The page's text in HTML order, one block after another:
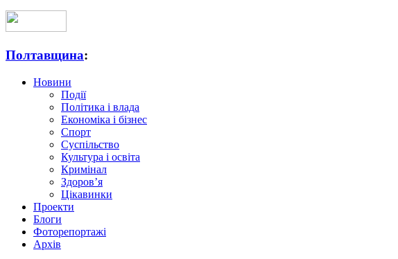
Полтавщина:
Новини
Події
Політика і влада
Економіка і бізнес
Спорт
Суспільство
Культура і освіта
Кримінал
Здоров’я
Цікавинки
Проекти
Блоги
Фоторепортажі
Архів